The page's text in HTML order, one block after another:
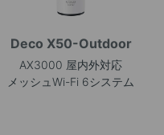
Deco X50-Outdoor
AX3000 屋内外対応
メッシュWi-Fi 6システム